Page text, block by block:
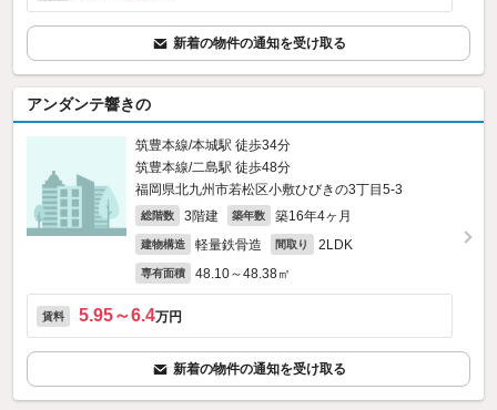
新着の物件の通知を受け取る
アンダンテ響きの
筑豊本線/本城駅 徒歩34分
筑豊本線/二島駅 徒歩48分
福岡県北九州市若松区小敷ひびきの3丁目5-3
総階数 3階建 築年数 築16年4ヶ月
建物構造 軽量鉄骨造 間取り 2LDK
専有面積 48.10～48.38㎡
賃料 5.95～6.4万円
新着の物件の通知を受け取る